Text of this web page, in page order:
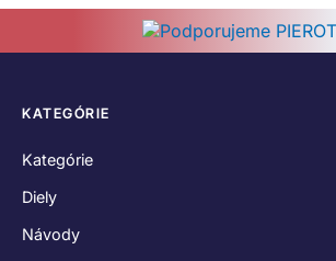
KATEGÓRIE
Kategórie
Diely
Návody